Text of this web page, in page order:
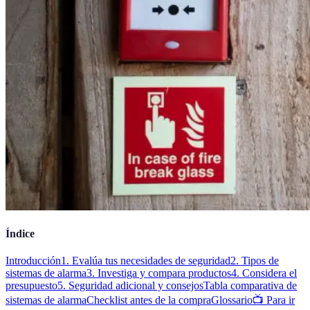
Índice
Introducción1. Evalúa tus necesidades de seguridad2. Tipos de
sistemas de alarma3. Investiga y compara productos4. Considera el
presupuesto5. Seguridad adicional y consejosTabla comparativa de
sistemas de alarmaChecklist antes de la compraGlossario📺 Para ir